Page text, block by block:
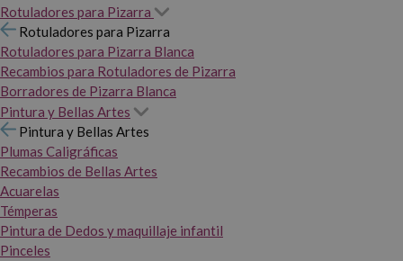
Rotuladores para Pizarra
Rotuladores para Pizarra
Rotuladores para Pizarra Blanca
Recambios para Rotuladores de Pizarra
Borradores de Pizarra Blanca
Pintura y Bellas Artes
Pintura y Bellas Artes
Plumas Caligráficas
Recambios de Bellas Artes
Acuarelas
Témperas
Pintura de Dedos y maquillaje infantil
Pinceles